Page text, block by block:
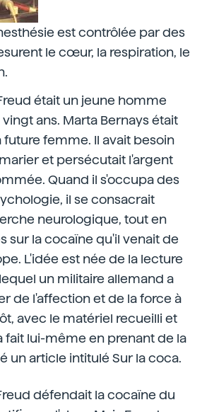
est contrôlée par des
le cœur, la respiration, le
était un jeune homme
ans. Marta Bernays était
future femme. Il avait besoin
et persécutait l'argent
Quand il s'occupa des
il se consacrait
neurologique, tout en
sur la cocaïne qu'il venait de
L'idée est née de la lecture
un militaire allemand a
de l'affection et de la force à
avec le matériel recueilli et
fait lui-même en prenant de la
un article intitulé Sur la coca.
défendait la cocaïne du